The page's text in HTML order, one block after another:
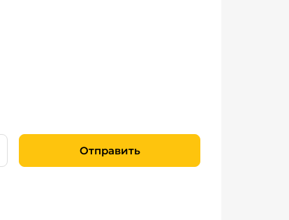
Отправить